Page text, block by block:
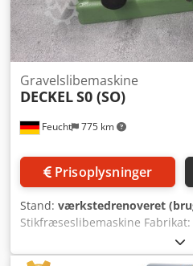
Feucht 775 km
Gravelslibemaskine
DECKELS0 (SO)
Prisoplysninger
Stand: værkstedrenoveret
Stikfræseslibemaskine
Abjx Hx Elshef Årgang: 1996 –
26617 Tilbehør: - Slibeskive